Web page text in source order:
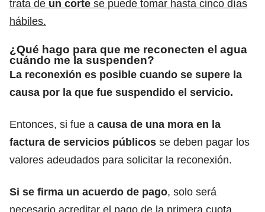
trata de un corte se puede tomar hasta cinco días
hábiles.
¿Qué hago para que me reconecten el agua
cuándo me la suspenden?
La reconexión es posible cuando se supere la
causa por la que fue suspendido el servicio.
Entonces, si fue a causa de una mora en la
factura de servicios públicos se deben pagar los
valores adeudados para solicitar la reconexión.
Si se firma un acuerdo de pago, solo será
necesario acreditar el pago de la primera cuota